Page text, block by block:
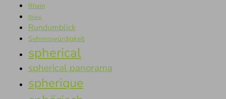
Rhein
Rhine
Rundumblick
Sehenswürdigkeit
spherical
spherical panorama
spherique